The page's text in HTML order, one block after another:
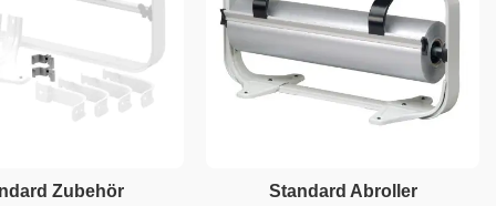
Zubehör
Standard Abroller